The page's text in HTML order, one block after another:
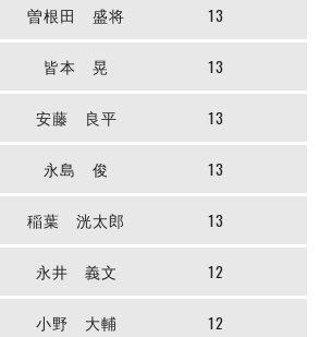
曽根田 盛将 13
皆本 晃 13
安藤 良平 13
永島 俊 13
稲葉 洸太郎 13
永井 義文 12
小野 大輔 12